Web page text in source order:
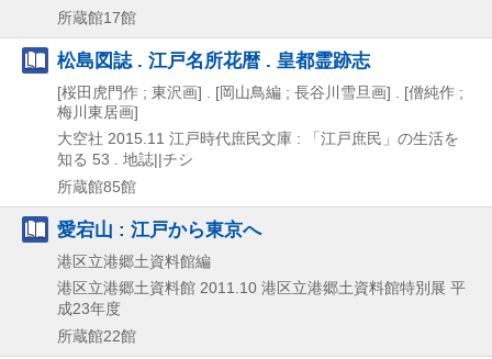
所蔵館17館
松島図誌 . 江戸名所花暦 . 皇都霊跡志
[桜田虎門作 ; 東沢画] . [岡山鳥編 ; 長谷川雪旦画] . [僧純作 ;
梅川東居画]
大空社 2015.11 江戸時代庶民文庫 : 「江戸庶民」の生活を
知る 53 . 地誌||チシ
所蔵館85館
愛宕山 : 江戸から東京へ
港区立港郷土資料館編
港区立港郷土資料館 2011.10 港区立港郷土資料館特別展 平
成23年度
所蔵館22館